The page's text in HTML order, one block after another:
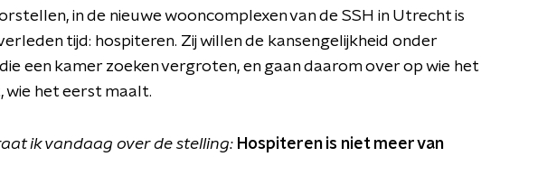
in de nieuwe wooncomplexen van de SSH in Utrecht is
tijd: hospiteren. Zij willen de kansengelijkheid onder
een kamer zoeken vergroten, en gaan daarom over op wie het
wie het eerst maalt.
ik vandaag over de stelling: Hospiteren is niet meer van